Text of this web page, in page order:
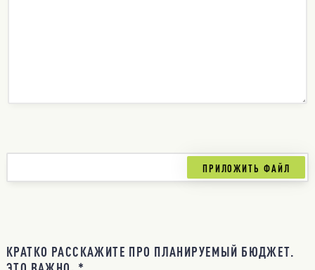
КРАТКО РАССКАЖИТЕ ПРО ПЛАНИРУЕМЫЙ БЮДЖЕТ.